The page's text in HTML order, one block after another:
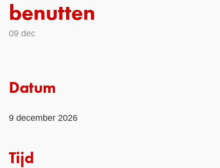
inhoud
benutten
09 dec
Datum
9 december 2026
Tijd
Monitoring